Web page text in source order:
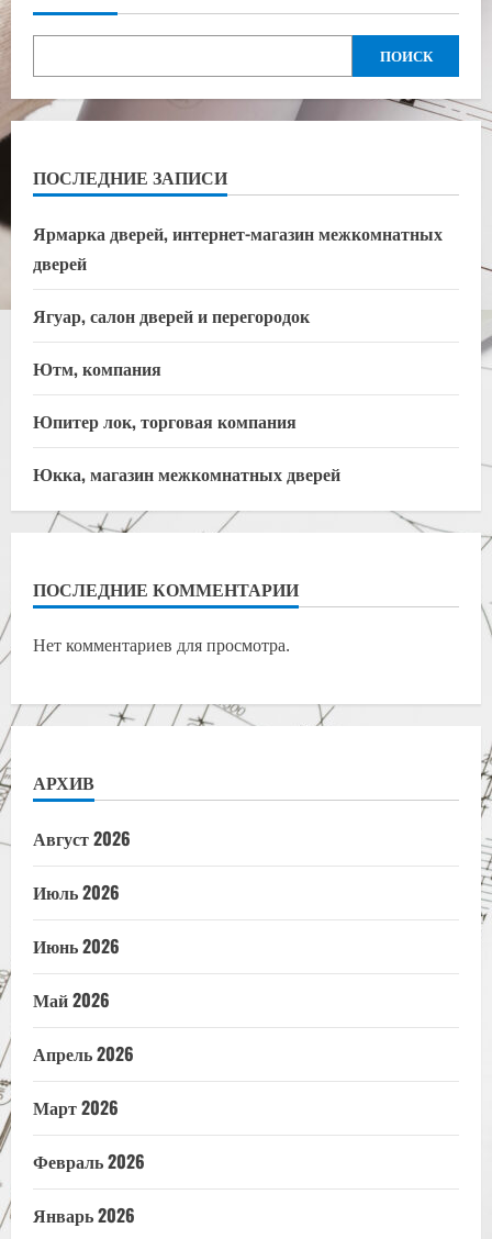
ПОИСК
ПОСЛЕДНИЕ ЗАПИСИ
Ярмарка дверей, интернет-магазин межкомнатных
дверей
Ягуар, салон дверей и перегородок
Ютм, компания
Юпитер лок, торговая компания
Юкка, магазин межкомнатных дверей
ПОСЛЕДНИЕ КОММЕНТАРИИ
Нет комментариев для просмотра.
АРХИВ
Август 2026
Июль 2026
Июнь 2026
Май 2026
Апрель 2026
Март 2026
Февраль 2026
Январь 2026